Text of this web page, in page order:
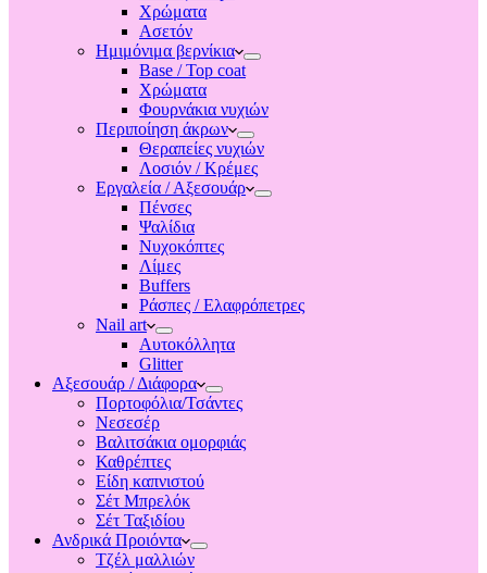
Χρώματα
Ασετόν
Ημιμόνιμα βερνίκια
Base / Top coat
Χρώματα
Φουρνάκια νυχιών
Περιποίηση άκρων
Θεραπείες νυχιών
Λοσιόν / Κρέμες
Εργαλεία / Αξεσουάρ
Πένσες
Ψαλίδια
Νυχοκόπτες
Λίμες
Buffers
Ράσπες / Ελαφρόπετρες
Nail art
Αυτοκόλλητα
Glitter
Αξεσουάρ / Διάφορα
Πορτοφόλια/Τσάντες
Νεσεσέρ
Βαλιτσάκια ομορφιάς
Καθρέπτες
Είδη καπνιστού
Σέτ Μπρελόκ
Σέτ Ταξιδίου
Ανδρικά Προιόντα
Τζέλ μαλλιών